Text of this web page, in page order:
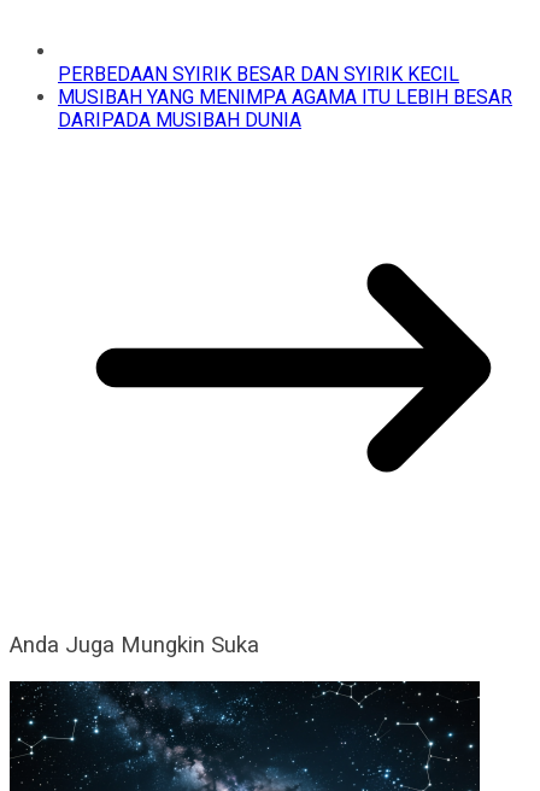
PERBEDAAN SYIRIK BESAR DAN SYIRIK KECIL
MUSIBAH YANG MENIMPA AGAMA ITU LEBIH BESAR
DARIPADA MUSIBAH DUNIA
Anda Juga Mungkin Suka